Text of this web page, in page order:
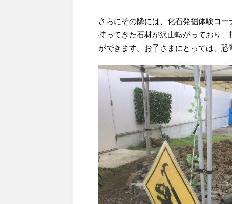
さらにその隣には、化石発掘体験コ
持ってきた石材が沢山転がっており
ができます。お子さまにとっては、恐